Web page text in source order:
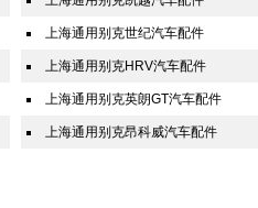
上海通用别克世纪汽车配件
上海通用别克HRV汽车配件
上海通用别克英朗GT汽车配件
上海通用别克昂科威汽车配件